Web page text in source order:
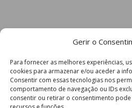
Gerir o
Para fornecer as melhores experiências,
cookies para armazenar e/ou aceder a
Consentir com essas tecnologias nos
comportamento de navegação ou IDs
consentir ou retirar o consentimento